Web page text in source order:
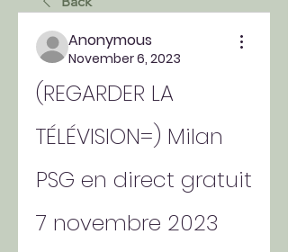
Anonymous
November 6, 2023
(REGARDER LA
TÉLÉVISION=) Milan
PSG en direct gratuit
7 novembre 2023